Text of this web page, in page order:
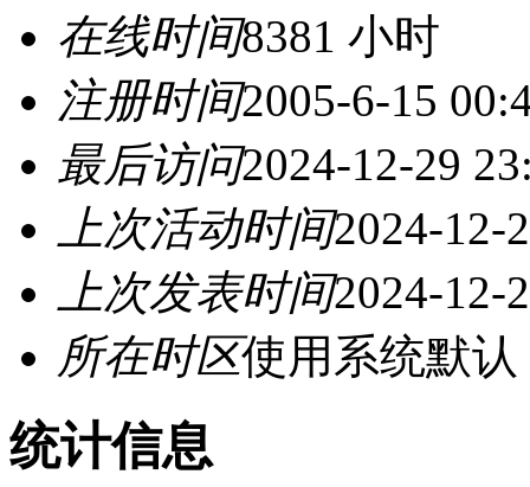
在线时间8381 小时
注册时间2005-6-15
最后访问2024-12-29
上次活动时间2024-12-
上次发表时间2024-12-
所在时区使用系统默认
统计信息